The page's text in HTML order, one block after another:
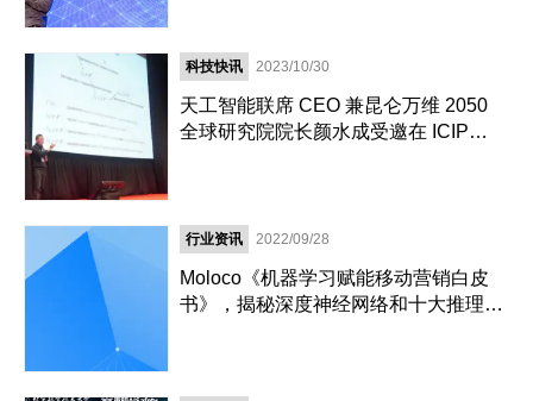
科技快讯 2023/10/30
天工智能联席 CEO 兼昆仑万维 2050
全球研究院院长颜水成受邀在 ICIP
行业资讯 2022/09/28
Moloco《机器学习赋能移动营销白皮
书》，揭秘深度神经网络和十大推理模